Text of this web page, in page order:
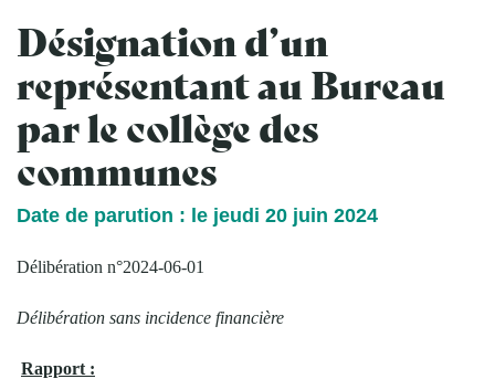
Désignation d’un
représentant au Bureau
par le collège des
communes
Date de parution : le jeudi 20 juin 2024
Délibération n°2024-06-01
Délibération sans incidence financière
Rapport :